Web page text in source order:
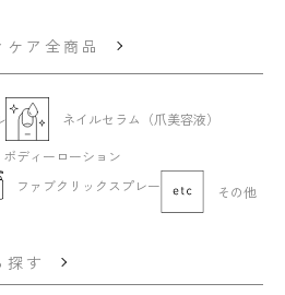
ア全商品
ネイルセラム（爪美容液）
ボディーローション
ファブクリックスプレー その他
探す